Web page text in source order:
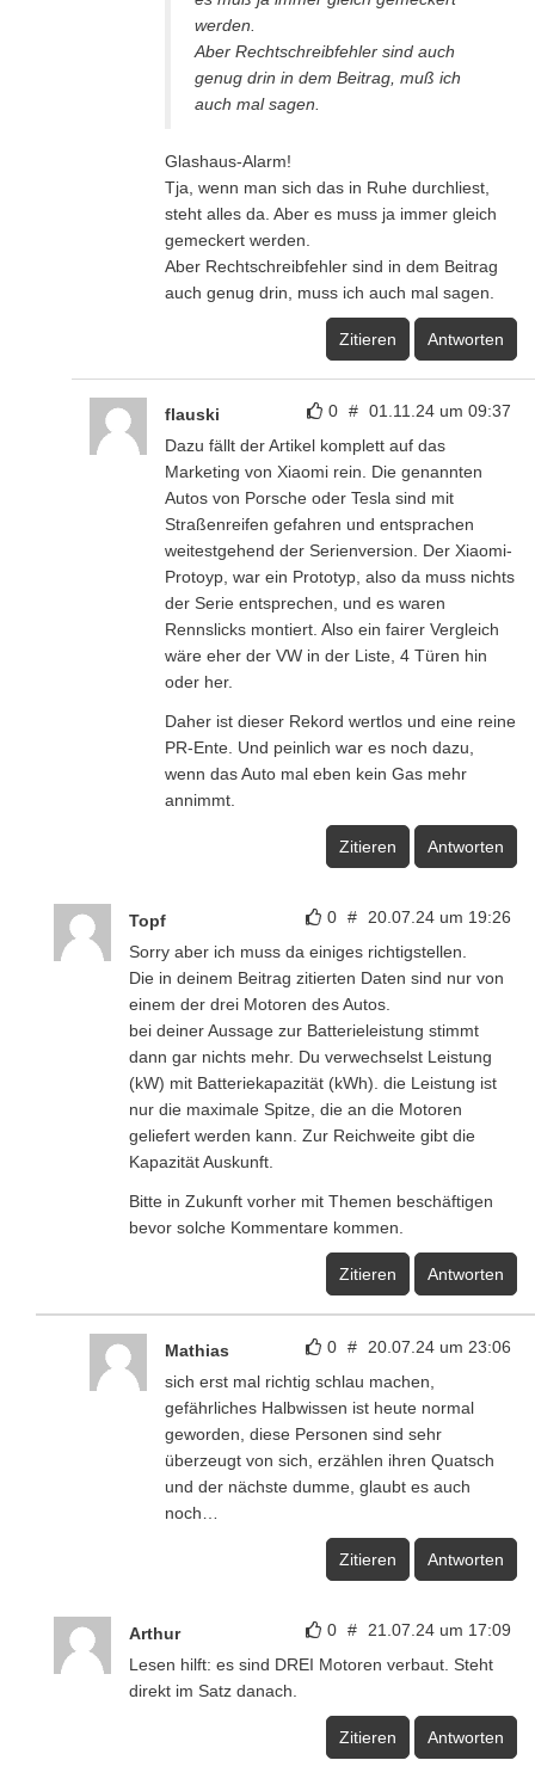
werden.
Aber Rechtschreibfehler sind auch
genug drin in dem Beitrag, muß ich
auch mal sagen.
Glashaus-Alarm!
Tja, wenn man sich das in Ruhe durchliest,
steht alles da. Aber es muss ja immer gleich
gemeckert werden.
Aber Rechtschreibfehler sind in dem Beitrag
auch genug drin, muss ich auch mal sagen.
Zitieren Antworten
0 # 01.11.24 um 09:37
flauski
Dazu fällt der Artikel komplett auf das
Marketing von Xiaomi rein. Die genannten
Autos von Porsche oder Tesla sind mit
Straßenreifen gefahren und entsprachen
weitestgehend der Serienversion. Der Xiaomi-
Protoyp, war ein Prototyp, also da muss nichts
der Serie entsprechen, und es waren
Rennslicks montiert. Also ein fairer Vergleich
wäre eher der VW in der Liste, 4 Türen hin
oder her.
Daher ist dieser Rekord wertlos und eine reine
PR-Ente. Und peinlich war es noch dazu,
wenn das Auto mal eben kein Gas mehr
annimmt.
Zitieren Antworten
0 # 20.07.24 um 19:26
Topf
Sorry aber ich muss da einiges richtigstellen.
Die in deinem Beitrag zitierten Daten sind nur von
einem der drei Motoren des Autos.
bei deiner Aussage zur Batterieleistung stimmt
dann gar nichts mehr. Du verwechselst Leistung
(kW) mit Batteriekapazität (kWh). die Leistung ist
nur die maximale Spitze, die an die Motoren
geliefert werden kann. Zur Reichweite gibt die
Kapazität Auskunft.
Bitte in Zukunft vorher mit Themen beschäftigen
bevor solche Kommentare kommen.
Zitieren Antworten
0 # 20.07.24 um 23:06
Mathias
sich erst mal richtig schlau machen,
gefährliches Halbwissen ist heute normal
geworden, diese Personen sind sehr
überzeugt von sich, erzählen ihren Quatsch
und der nächste dumme, glaubt es auch
noch…
Zitieren Antworten
0 # 21.07.24 um 17:09
Arthur
Lesen hilft: es sind DREI Motoren verbaut. Steht
direkt im Satz danach.
Zitieren Antworten